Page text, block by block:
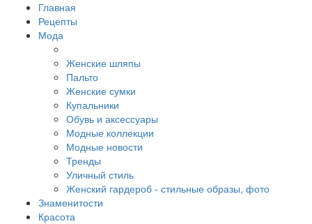
Главная
Рецепты
Мода
Женские шляпы
Пальто
Женские сумки
Купальники
Обувь и аксессуары
Модные коллекции
Модные новости
Тренды
Уличный стиль
Женский гардероб - стильные образы, фото
Знаменитости
Красота